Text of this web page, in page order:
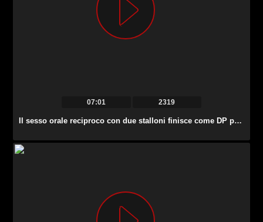
07:01 2319
Il sesso orale reciproco con due stalloni finisce come DP per la lussuriosa Cherry Kiss.